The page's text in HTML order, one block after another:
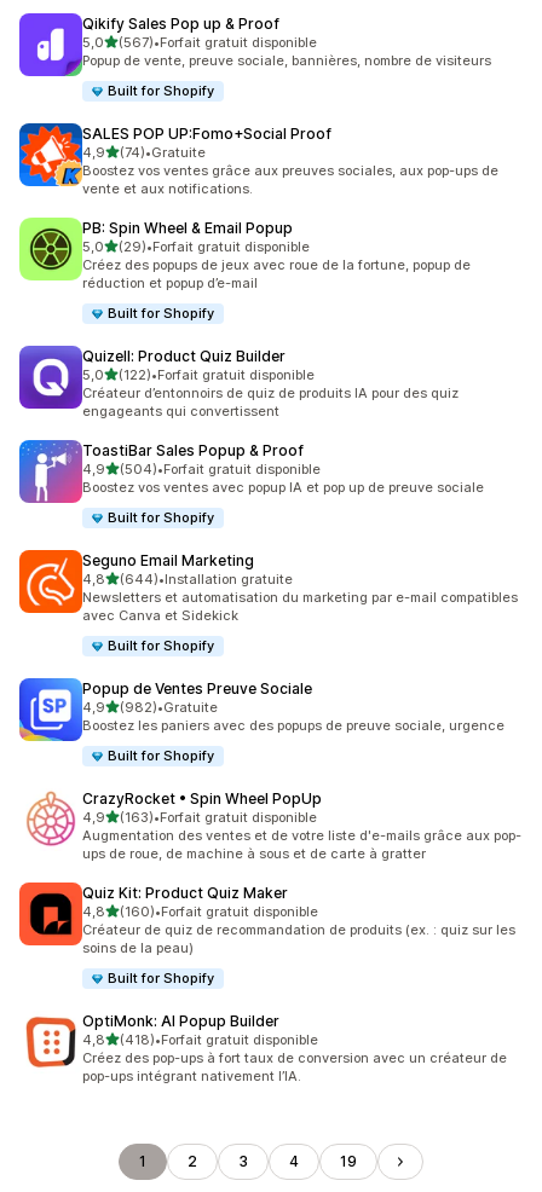
Qikify Sales Pop up & Proof
5,0étoile(s) sur 5
(567)
567 avis au total
•Forfait gratuit disponible
Popup de vente, preuve sociale, bannières, nombre de visiteurs
Built for Shopify
SALES POP UP:Fomo+Social Proof
4,9étoile(s) sur 5
(74)
74 avis au total
•Gratuite
Boostez vos ventes grâce aux preuves sociales, aux pop-ups de
vente et aux notifications.
PB: Spin Wheel & Email Popup
5,0étoile(s) sur 5
(29)
29 avis au total
•Forfait gratuit disponible
Créez des popups de jeux avec roue de la fortune, popup de
réduction et popup d’e-mail
Built for Shopify
Quizell: Product Quiz Builder
5,0étoile(s) sur 5
(122)
122 avis au total
•Forfait gratuit disponible
Créateur d’entonnoirs de quiz de produits IA pour des quiz
engageants qui convertissent
ToastiBar Sales Popup & Proof
4,9étoile(s) sur 5
(504)
504 avis au total
•Forfait gratuit disponible
Boostez vos ventes avec popup IA et pop up de preuve sociale
Built for Shopify
Seguno Email Marketing
4,8étoile(s) sur 5
(644)
644 avis au total
•Installation gratuite
Newsletters et automatisation du marketing par e-mail compatibles
avec Canva et Sidekick
Built for Shopify
Popup de Ventes Preuve Sociale
4,9étoile(s) sur 5
(982)
982 avis au total
•Gratuite
Boostez les paniers avec des popups de preuve sociale, urgence
Built for Shopify
CrazyRocket • Spin Wheel PopUp
4,9étoile(s) sur 5
(163)
163 avis au total
•Forfait gratuit disponible
Augmentation des ventes et de votre liste d'e-mails grâce aux pop-
ups de roue, de machine à sous et de carte à gratter
Quiz Kit: Product Quiz Maker
4,8étoile(s) sur 5
(160)
160 avis au total
•Forfait gratuit disponible
Créateur de quiz de recommandation de produits (ex. : quiz sur les
soins de la peau)
Built for Shopify
OptiMonk: AI Popup Builder
4,8étoile(s) sur 5
(418)
418 avis au total
•Forfait gratuit disponible
Créez des pop-ups à fort taux de conversion avec un créateur de
pop-ups intégrant nativement l’IA.
1 2 3 4 19